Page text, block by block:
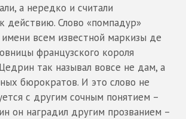
а нередко и считали
действию. Слово «помпадур»
всем известной маркизы де
французского короля
так называл вовсе не дам, а
бюрократов. И это слово не
с другим сочным понятием –
он наградил другим прозванием –